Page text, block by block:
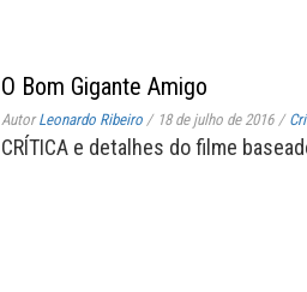
O Bom Gigante Amigo
AutorLeonardo Ribeiro / 18 de julho de 2016 /
CRÍTICA e detalhes do filme